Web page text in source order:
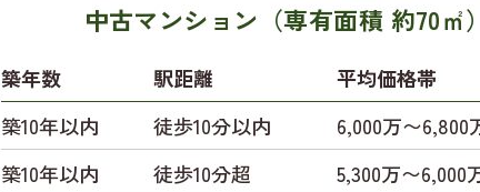
中古マンション（専有面積 約70㎡
築年数 駅距離 平均価格帯
築10年以内
徒歩10分以内 6,000万〜6,800
築10年以内
徒歩10分超 5,300万〜6,000